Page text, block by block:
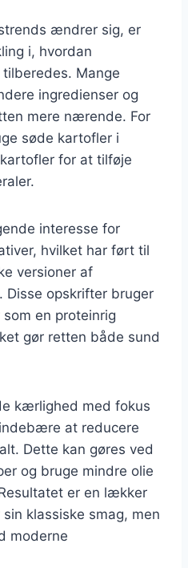
ændrer sig, er
i, hvordan
Mange
ingredienser og
mere nærende. For
søde kartofler i
for at tilføje
interesse for
hvilket har ført til
versioner af
opskrifter bruger
en proteinrig
gør retten både sund
kærlighed med fokus
at reducere
Dette kan gøres ved
og bruge mindre olie
er en lækker
klassiske smag, men
moderne